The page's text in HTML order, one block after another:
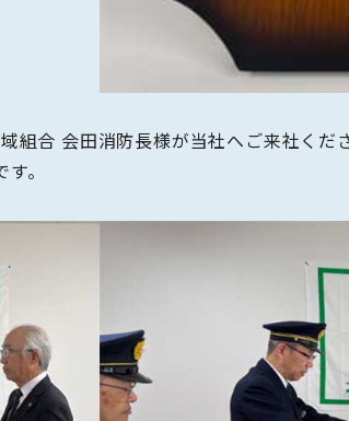
合 会田消防長様が当社へご来社くだ
。